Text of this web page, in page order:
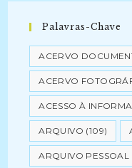
Palavras-Chave
ACERVO
ACERVO
ACESSO À
ARQUIVO (109)
ARQUIVO PESSOAL